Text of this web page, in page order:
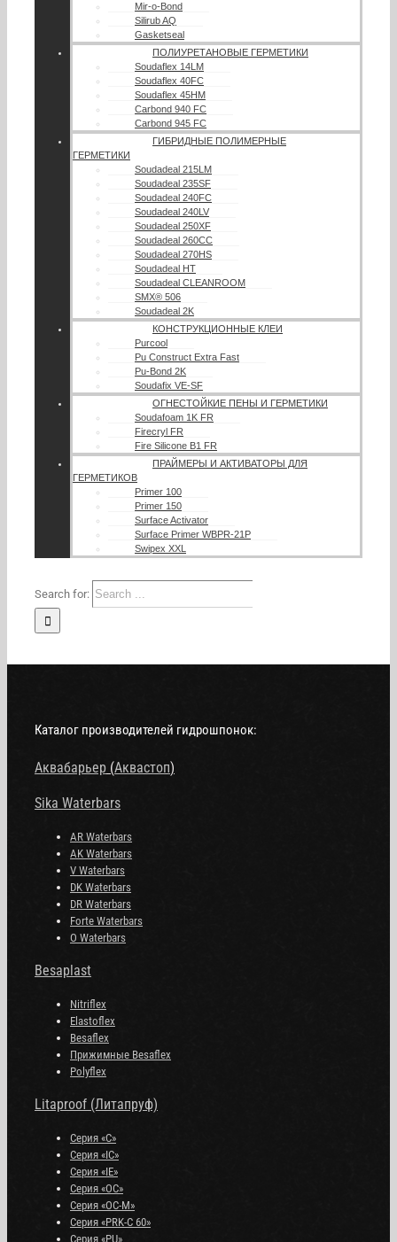
Mir-o-Bond
Silirub AQ
Gasketseal
ПОЛИУРЕТАНОВЫЕ ГЕРМЕТИКИ
Soudaflex 14LM
Soudaflex 40FC
Soudaflex 45HM
Carbond 940 FC
Carbond 945 FC
ГИБРИДНЫЕ ПОЛИМЕРНЫЕ
ГЕРМЕТИКИ
Soudadeal 215LM
Soudadeal 235SF
Soudadeal 240FC
Soudadeal 240LV
Soudadeal 250XF
Soudadeal 260CC
Soudadeal 270HS
Soudadeal HT
Soudadeal CLEANROOM
SMX® 506
Soudadeal 2K
КОНСТРУКЦИОННЫЕ КЛЕИ
Purcool
Pu Construct Extra Fast
Pu-Bond 2K
Soudafix VE-SF
ОГНЕСТОЙКИЕ ПЕНЫ И ГЕРМЕТИКИ
Soudafoam 1K FR
Firecryl FR
Fire Silicone B1 FR
ПРАЙМЕРЫ И АКТИВАТОРЫ ДЛЯ
ГЕРМЕТИКОВ
Primer 100
Primer 150
Surface Activator
Surface Primer WBPR-21P
Swipex XXL
Search for:
Каталог производителей гидрошпонок:
Аквабарьер (Аквастоп)
Sika Waterbars
AR Waterbars
AK Waterbars
V Waterbars
DK Waterbars
DR Waterbars
Forte Waterbars
O Waterbars
Besaplast
Nitriflex
Elastoflex
Besaflex
Прижимные Besaflex
Polyflex
Litaproof (Литапруф)
Серия «С»
Серия «IC»
Серия «IE»
Серия «OC»
Серия «OC-M»
Серия «PRK-C 60»
Серия «PU»